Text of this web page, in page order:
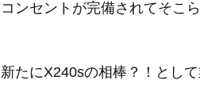
コンセントが完備されてそこ
新たにX240sの相棒？！とし